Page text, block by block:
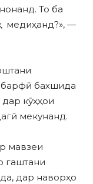
То ба
медиҳанд?», —
бахшида
кӯҳҳои
мекунанд.
мавзеи
гаштани
дар наворҳо